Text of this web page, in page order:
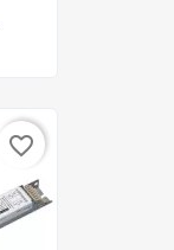
favorite_border